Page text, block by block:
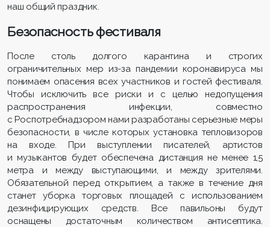
наш общий праздник.
Безопасность фестиваля
После столь долгого карантина и строгих
ограничительных мер из-за пандемии коронавируса мы
понимаем опасения всех участников и гостей фестиваля.
Чтобы исключить все риски и с целью недопущения
распространения инфекции, совместно
с Роспотребнадзором нами разработаны серьезные меры
безопасности, в числе которых установка тепловизоров
на входе. При выступлении писателей, артистов
и музыкантов будет обеспечена дистанция не менее 1,5
метра и между выступающими, и между зрителями.
Обязательной перед открытием, а также в течение дня
станет уборка торговых площадей с использованием
дезинфицирующих средств. Все павильоны будут
оснащены достаточным количеством антисептика.